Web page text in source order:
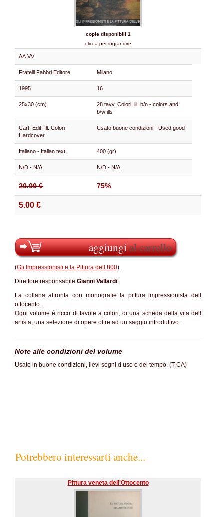
copie disponibili 1
clicca per ingrandire
AA.VV.
Fratelli Fabbri Editore Milano
1995 16
25x30 (cm)
28 tavv. Colori, ill. b/n - colors and
b/w ills
Cart. Edit. Ill. Colori -
Hardcover
Usato buone condizioni - Used good
Italiano - Italian text 400 (gr)
N/D - N/A N/D - N/A
20.00 € 75%
5.00 €
aggiungial carrello
(Gli Impressionisti e la Pittura dell 800).
Direttore responsabile Gianni Vallardi.
La collana affronta con monografie la pittura impressionista dell
ottocento.
Ogni volume è ricco di tavole a colori, di una scheda della vita dell
artista, una selezione di opere oltre ad un saggio introduttivo.
Note alle condizioni del volume
Usato in buone condizioni, lievi segni d uso e del tempo. (T-CA)
Potrebbero interessarti anche...
Pittura veneta dell'Ottocento